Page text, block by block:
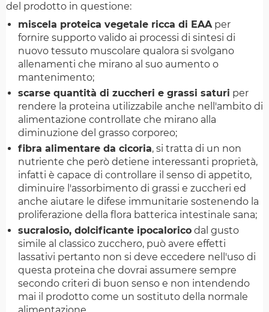
del prodotto in questione:
miscela proteica vegetale ricca di EAAper
fornire supporto valido ai processi di sintesi di
nuovo tessuto muscolare qualora si svolgano
allenamenti che mirano al suo aumento o
mantenimento;
scarse quantità di zuccheri e grassi saturi per
rendere la proteina utilizzabile anche nell'ambito di
alimentazione controllate che mirano alla
diminuzione del grasso corporeo;
fibra alimentare da cicoria, si tratta di un non
nutriente che però detiene interessanti proprietà,
infatti è capace di controllare il senso di appetito,
diminuire l'assorbimento di grassi e zuccheri ed
anche aiutare le difese immunitarie sostenendo la
proliferazione della flora batterica intestinale sana;
sucralosio, dolcificante ipocalorico dal gusto
simile al classico zucchero, può avere effetti
lassativi pertanto non si deve eccedere nell'uso di
questa proteina che dovrai assumere sempre
secondo criteri di buon senso e non intendendo
mai il prodotto come un sostituto della normale